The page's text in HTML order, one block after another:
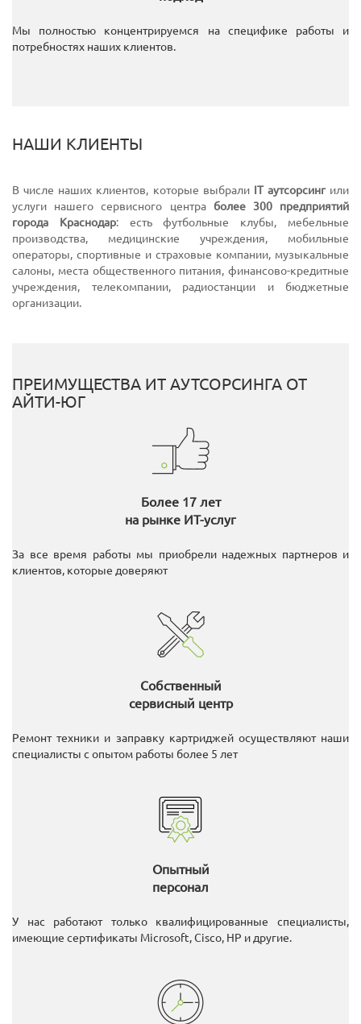
Мы полностью концентрируемся на специфике работы и
потребностях наших клиентов.
НАШИ КЛИЕНТЫ
В числе наших клиентов, которые выбрали IT аутсорсингили
услуги нашего сервисного центра более 300 предприятий
города Краснодар: есть футбольные клубы, мебельные
производства, медицинские учреждения, мобильные
операторы, спортивные и страховые компании, музыкальные
салоны, места общественного питания, финансово-кредитные
учреждения, телекомпании, радиостанции и бюджетные
организации.
ПРЕИМУЩЕСТВА ИТ АУТСОРСИНГА ОТ
АЙТИ-ЮГ
Более 17 лет
на рынке ИТ-услуг
За все время работы мы приобрели надежных партнеров и
клиентов, которые доверяют
Собственный
сервисный центр
Ремонт техники и заправку картриджей осуществляют наши
специалисты с опытом работы более 5 лет
Опытный
персонал
У нас работают только квалифицированные специалисты,
имеющие сертификаты Microsoft, Cisco, HP и другие.